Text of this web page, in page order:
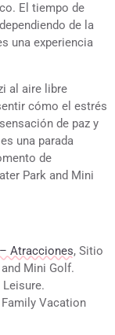
El tiempo de
de la
una experiencia
al aire libre
cómo el estrés
de paz y
una parada
de
Park and Mini
Atracciones, Sitio
Mini Golf.
Leisure.
Family Vacation